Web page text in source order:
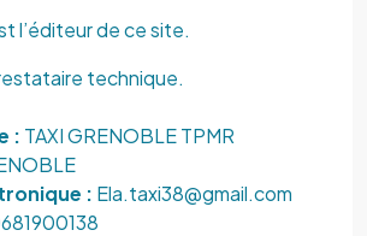
l’éditeur de ce site.
technique.
: TAXI GRENOBLE TPMR
: Ela.taxi38@gmail.com